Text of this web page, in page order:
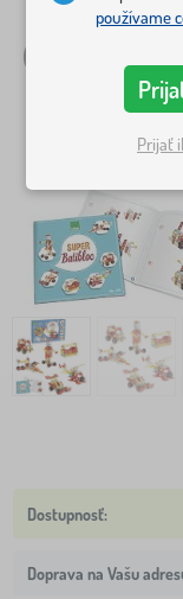
Doprava na Vašu
používame
Prijať